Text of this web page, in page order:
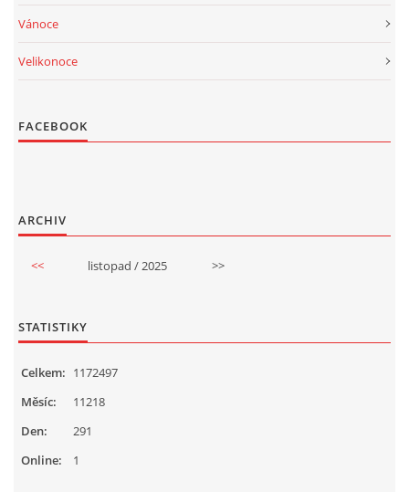
Vánoce
Velikonoce
FACEBOOK
ARCHIV
<< listopad / 2025 >>
STATISTIKY
Online: 1
Celkem: 1172497
Měsíc:
11218
Den:
291